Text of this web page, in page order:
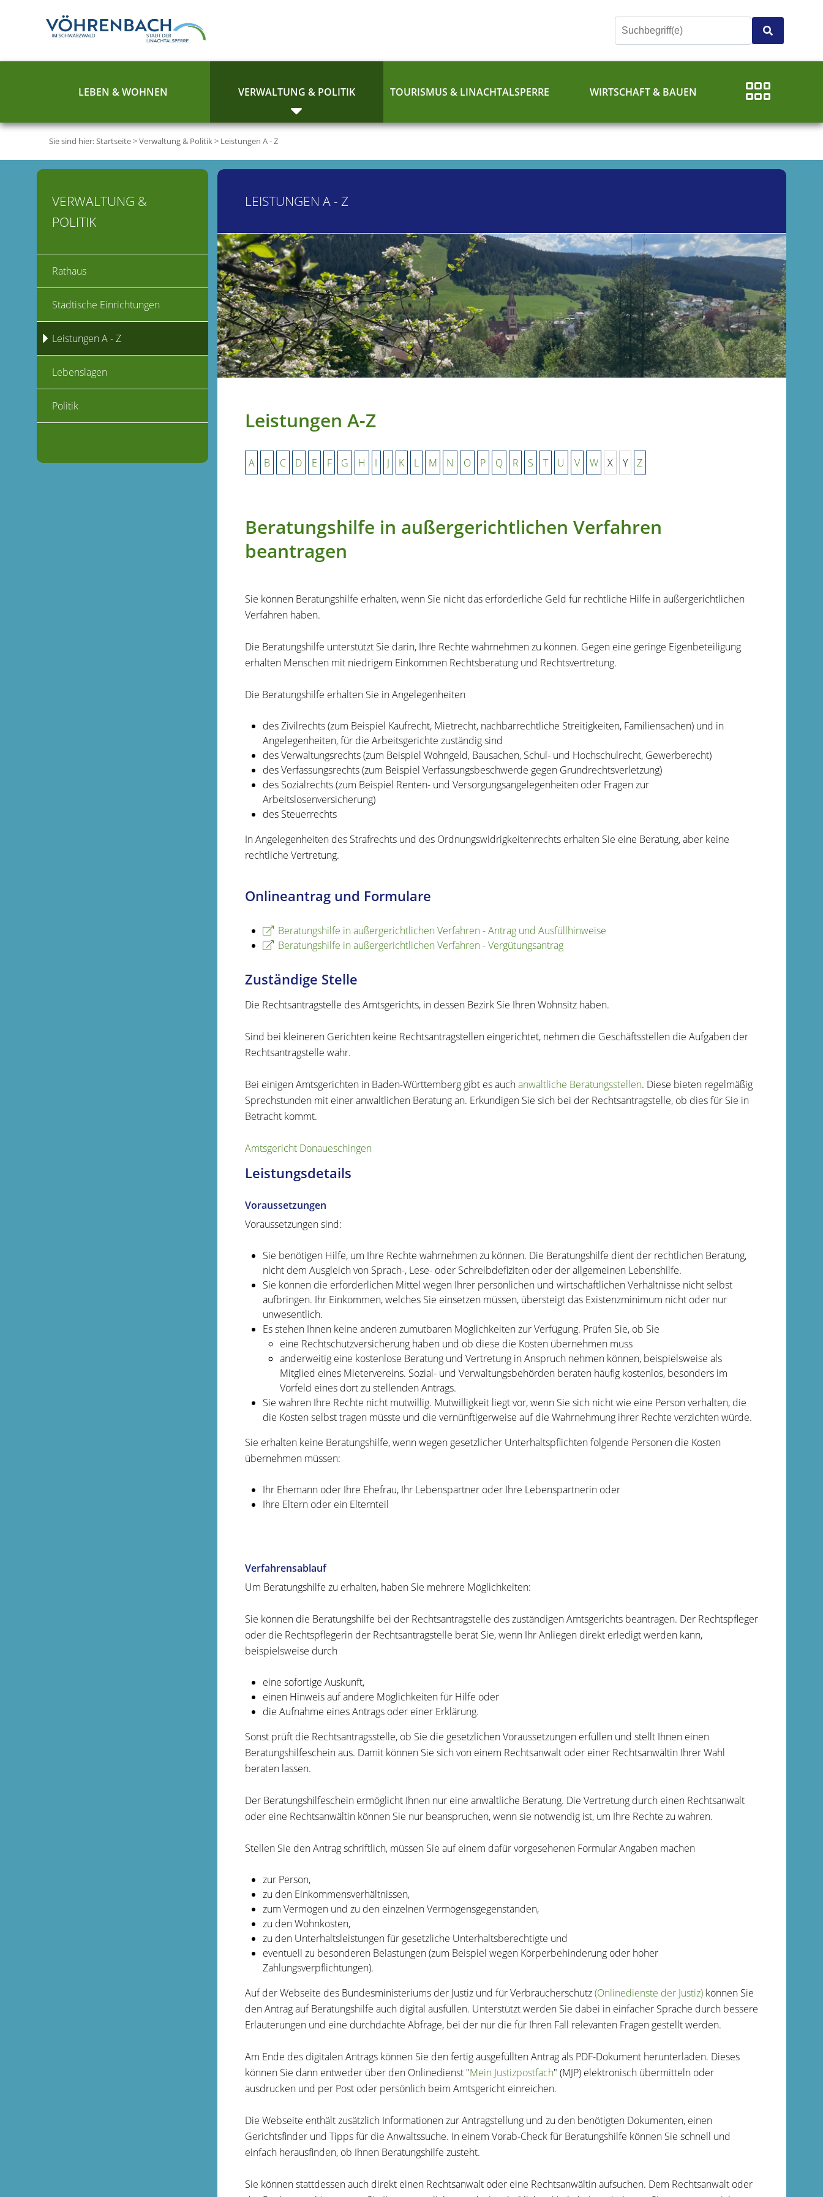
LEBEN & WOHNEN VERWALTUNG & POLITIK TOURISMUS & LINACHTALSPERRE WIRTSCHAFT & BAUEN
Sie sind hier:Startseite>Verwaltung & Politik> Leistungen A - Z
LEISTUNGEN A - Z
Leistungen A-Z
A B C D E F G H I J K L M N O P Q R S T U V W X Y Z
Beratungshilfe in außergerichtlichen Verfahren
beantragen
Sie können Beratungshilfe erhalten, wenn Sie nicht das erforderliche Geld für rechtliche Hilfe in außergerichtlichen
Verfahren haben.
Die Beratungshilfe unterstützt Sie darin, Ihre Rechte wahrnehmen zu können. Gegen eine geringe Eigenbeteiligung
erhalten Menschen mit niedrigem Einkommen Rechtsberatung und Rechtsvertretung.
Die Beratungshilfe erhalten Sie in Angelegenheiten
des Zivilrechts(zum Beispiel Kaufrecht, Mietrecht, nachbarrechtliche Streitigkeiten, Familiensachen) und in
Angelegenheiten, für die Arbeitsgerichte zuständig sind
des Verwaltungsrechts(zum Beispiel Wohngeld, Bausachen, Schul- und Hochschulrecht, Gewerberecht)
des Verfassungsrechts(zum Beispiel Verfassungsbeschwerde gegen Grundrechtsverletzung)
des Sozialrechts(zum Beispiel Renten- und Versorgungsangelegenheiten oder Fragen zur
Arbeitslosenversicherung)
des Steuerrechts
In Angelegenheiten des Strafrechts und des Ordnungswidrigkeitenrechts erhalten Sie eine Beratung, aber keine
rechtliche Vertretung.
Onlineantrag und Formulare
Beratungshilfe in außergerichtlichen Verfahren - Antrag und Ausfüllhinweise
Beratungshilfe in außergerichtlichen Verfahren - Vergütungsantrag
Zuständige Stelle
Die Rechtsantragstelle des Amtsgerichts, in dessen Bezirk Sie Ihren Wohnsitz haben.
Sind bei kleineren Gerichten keine Rechtsantragstellen eingerichtet, nehmen die Geschäftsstellen die Aufgaben der
Rechtsantragstelle wahr.
Bei einigen Amtsgerichten in Baden-Württemberg gibt es auchanwaltliche Beratungsstellen. Diese bieten regelmäßig
Sprechstunden mit einer anwaltlichen Beratung an. Erkundigen Sie sich bei der Rechtsantragstelle, ob dies für Sie in
Betracht kommt.
Amtsgericht Donaueschingen
Leistungsdetails
Voraussetzungen
Voraussetzungen sind:
Sie benötigen Hilfe, um Ihre Rechte wahrnehmen zu können. Die Beratungshilfe dient der rechtlichen Beratung,
nicht dem Ausgleich von Sprach-, Lese- oder Schreibdefiziten oder der allgemeinen Lebenshilfe.
Sie können die erforderlichen Mittel wegen Ihrer persönlichen und wirtschaftlichen Verhältnisse nicht selbst
aufbringen. Ihr Einkommen, welches Sie einsetzen müssen, übersteigt das Existenzminimum nicht oder nur
unwesentlich.
Es stehen Ihnen keine anderen zumutbaren Möglichkeiten zur Verfügung. Prüfen Sie, ob Sie
eine Rechtschutzversicherung haben und ob diese die Kosten übernehmen muss
anderweitig eine kostenlose Beratung und Vertretung in Anspruch nehmen können, beispielsweise als
Mitglied eines Mietervereins. Sozial- und Verwaltungsbehörden beraten häufig kostenlos, besonders im
Vorfeld eines dort zu stellenden Antrags.
Sie wahren Ihre Rechte nicht mutwillig. Mutwilligkeit liegt vor, wenn Sie sich nicht wie eine Person verhalten, die
die Kosten selbst tragen müsste und die vernünftigerweise auf die Wahrnehmung ihrer Rechte verzichten würde.
Sie erhalten keine Beratungshilfe, wenn wegen gesetzlicher Unterhaltspflichten folgende Personen die Kosten
übernehmen müssen:
Ihr Ehemann oder Ihre Ehefrau, Ihr Lebenspartner oder Ihre Lebenspartnerin oder
Ihre Eltern oder ein Elternteil
Verfahrensablauf
Um Beratungshilfe zu erhalten, haben Sie mehrere Möglichkeiten:
Sie können die Beratungshilfe bei der Rechtsantragstelle des zuständigen Amtsgerichts beantragen. Der Rechtspfleger
oder die Rechtspflegerin der Rechtsantragstelle berät Sie, wenn Ihr Anliegen direkt erledigt werden kann,
beispielsweise durch
eine sofortige Auskunft,
einen Hinweis auf andere Möglichkeiten für Hilfe oder
die Aufnahme eines Antrags oder einer Erklärung.
Sonst prüft die Rechtsantragsstelle, ob Sie die gesetzlichen Voraussetzungen erfüllen und stellt Ihnen einen
Beratungshilfeschein aus. Damit können Sie sich von einem Rechtsanwalt oder einer Rechtsanwältin Ihrer Wahl
beraten lassen.
Der Beratungshilfeschein ermöglicht Ihnen nur eine anwaltliche Beratung. Die Vertretung durch einen Rechtsanwalt
oder eine Rechtsanwältin können Sie nur beanspruchen, wenn sie notwendig ist, um Ihre Rechte zu wahren.
Stellen Sie den Antrag schriftlich, müssen Sie auf einem dafür vorgesehenen Formular Angaben machen
zur Person,
zu den Einkommensverhältnissen,
zum Vermögen und zu den einzelnen Vermögensgegenständen,
zu den Wohnkosten,
zu den Unterhaltsleistungen für gesetzliche Unterhaltsberechtigte und
eventuell zu besonderen Belastungen(zum Beispiel wegen Körperbehinderung oder hoher
Zahlungsverpflichtungen).
Auf der Webseite des Bundesministeriums der Justiz und für Verbraucherschutz(Onlinedienste der Justiz)können Sie
den Antrag auf Beratungshilfe auch digital ausfüllen. Unterstützt werden Sie dabei in einfacher Sprache durch bessere
Erläuterungen und eine durchdachte Abfrage, bei der nur die für Ihren Fall relevanten Fragen gestellt werden.
Am Ende des digitalen Antrags können Sie den fertig ausgefüllten Antrag als PDF-Dokument herunterladen. Dieses
können Sie dann entweder über den Onlinedienst "Mein Justizpostfach" (MJP) elektronisch übermitteln oder
ausdrucken und per Post oder persönlich beim Amtsgericht einreichen.
Die Webseite enthält zusätzlich Informationen zur Antragstellung und zu den benötigten Dokumenten, einen
Gerichtsfinder und Tipps für die Anwaltssuche. In einem Vorab-Check für Beratungshilfe können Sie schnell und
einfach herausfinden, ob Ihnen Beratungshilfe zusteht.
Sie können stattdessen auch direkt einen Rechtsanwalt oder eine Rechtsanwältin aufsuchen. Dem Rechtsanwalt oder
VERWALTUNG &
POLITIK
Rathaus
Städtische Einrichtungen
Leistungen A - Z
Lebenslagen
Politik